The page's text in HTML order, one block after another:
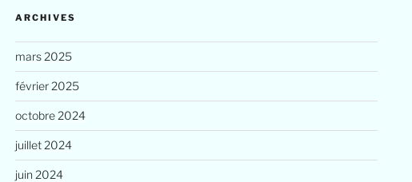
ARCHIVES
mars 2025
février 2025
octobre 2024
juillet 2024
juin 2024